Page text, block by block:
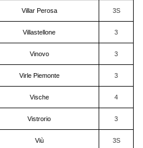
Villar Perosa 3S
Villastellone 3
Vinovo 3
Virle Piemonte 3
Vische 4
Vistrorio 3
Viù 3S